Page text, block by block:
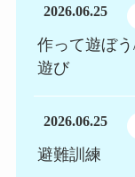
2026.06.25
作って遊ぼ
遊び
2026.06.25
避難訓練